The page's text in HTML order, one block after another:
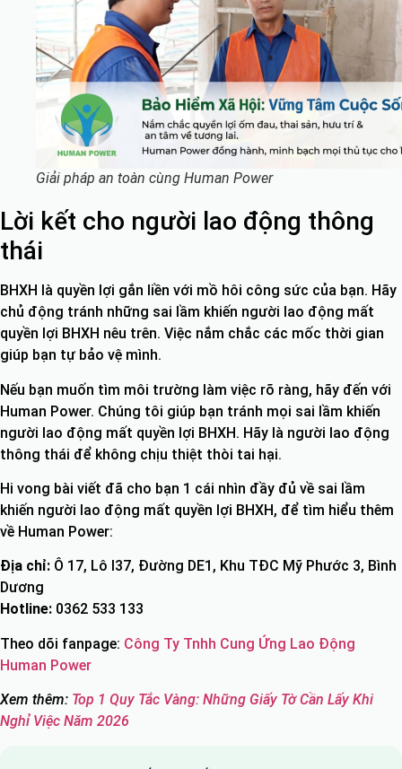
Giải pháp an toàn cùng Human Power
Lời kết cho người lao động thông
thái
BHXH là quyền lợi gắn liền với mồ hôi công sức của bạn. Hãy
chủ động tránh những sai lầm khiến người lao động mất
quyền lợi BHXH nêu trên. Việc nắm chắc các mốc thời gian
giúp bạn tự bảo vệ mình.
Nếu bạn muốn tìm môi trường làm việc rõ ràng, hãy đến với
Human Power. Chúng tôi giúp bạn tránh mọi sai lầm khiến
người lao động mất quyền lợi BHXH. Hãy là người lao động
thông thái để không chịu thiệt thòi tai hại.
Hi vong bài viết đã cho bạn 1 cái nhìn đầy đủ về sai lầm
khiến người lao động mất quyền lợi BHXH, để tìm hiểu thêm
về Human Power:
Địa chỉ: Ô 17, Lô I37, Đường DE1, Khu TĐC Mỹ Phước 3, Bình
Dương
Hotline: 0362 533 133
Theo dõi fanpage: Công Ty Tnhh Cung Ứng Lao Động
Human Power
Xem thêm: Top 1 Quy Tắc Vàng: Những Giấy Tờ Cần Lấy Khi
Nghỉ Việc Năm 2026